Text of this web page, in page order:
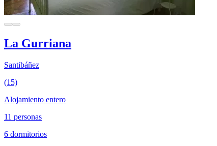
La Gurriana
Santibáñez
(15)
Alojamiento entero
11 personas
6 dormitorios